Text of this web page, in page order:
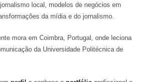
local, modelos de negócios em
da mídia e do jornalismo.
mora em Coimbra, Portugal, onde leciona
da Universidade Politécnica de